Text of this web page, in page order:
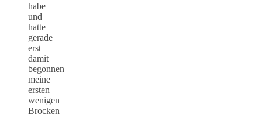
habe
und
hatte
gerade
erst
damit
begonnen
meine
ersten
wenigen
Brocken